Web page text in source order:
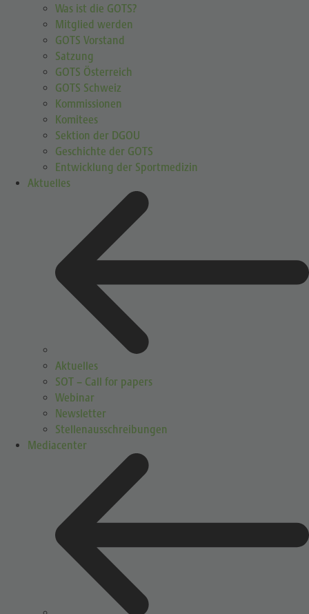
Was ist die GOTS?
Mitglied werden
GOTS Vorstand
Satzung
GOTS Österreich
GOTS Schweiz
Kommissionen
Komitees
Sektion der DGOU
Geschichte der GOTS
Entwicklung der Sportmedizin
Aktuelles
Aktuelles
SOT – Call for papers
Webinar
Newsletter
Stellenausschreibungen
Mediacenter